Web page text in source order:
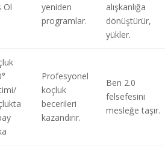
Ol
yeniden
programlar.
alışkanlığa
dönüştürür,
yükler.
Profesyonel
koçluk
becerileri
kazandırır.
Ben 2.0
felsefesini
mesleğe taşır.